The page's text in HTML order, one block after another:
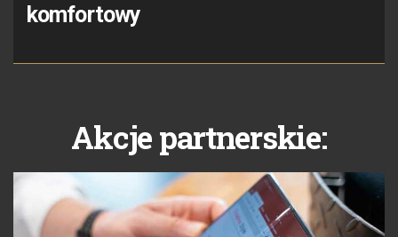
komfortowy
Akcje partnerskie: